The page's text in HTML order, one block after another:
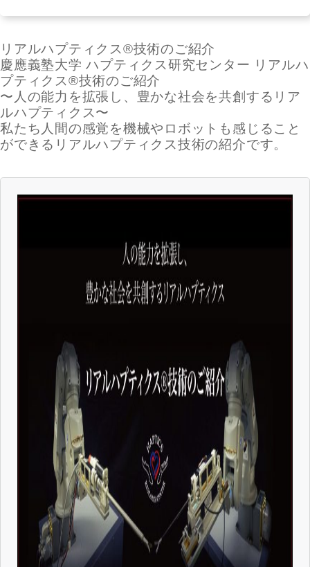
リアルハプティクス®技術のご紹介
慶應義塾大学 ハプティクス研究センター リアルハ
プティクス®技術のご紹介
〜人の能力を拡張し、豊かな社会を共創するリア
ルハプティクス〜
私たち人間の感覚を機械やロボットも感じること
ができるリアルハプティクス技術の紹介です。